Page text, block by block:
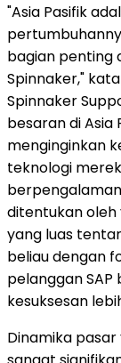
"Asia Pasifik
bagian penting
Spinnaker,"
Spinnaker
besaran di Asia
menginginkan
teknologi
ditentukan oleh
yang luas
beliau dengan
pelanggan
kesuksesan
Dinamika